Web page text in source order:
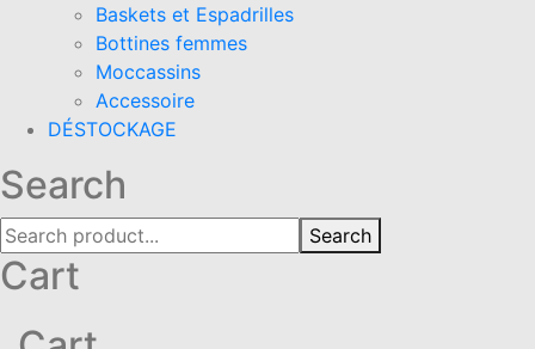
Baskets et Espadrilles
Bottines femmes
Moccassins
Accessoire
DÉSTOCKAGE
Search
Search
Cart